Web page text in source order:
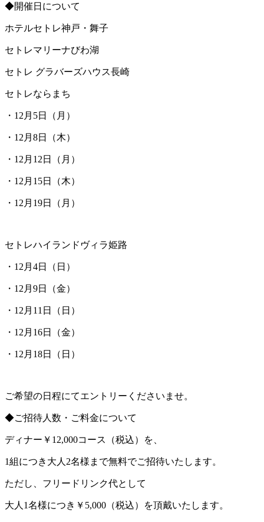
◆開催日について
ホテルセトレ神戸・舞子
セトレマリーナびわ湖
セトレ グラバーズハウス長崎
セトレならまち
・12月5日（月）
・12月8日（木）
・12月12日（月）
・12月15日（木）
・12月19日（月）
セトレハイランドヴィラ姫路
・12月4日（日）
・12月9日（金）
・12月11日（日）
・12月16日（金）
・12月18日（日）
ご希望の日程にてエントリーくださいませ。
◆ご招待人数・ご料金について
ディナー￥12,000コース（税込）を、
1組につき大人2名様まで無料でご招待いたします。
ただし、フリードリンク代として
大人1名様につき￥5,000（税込）を頂戴いたします。